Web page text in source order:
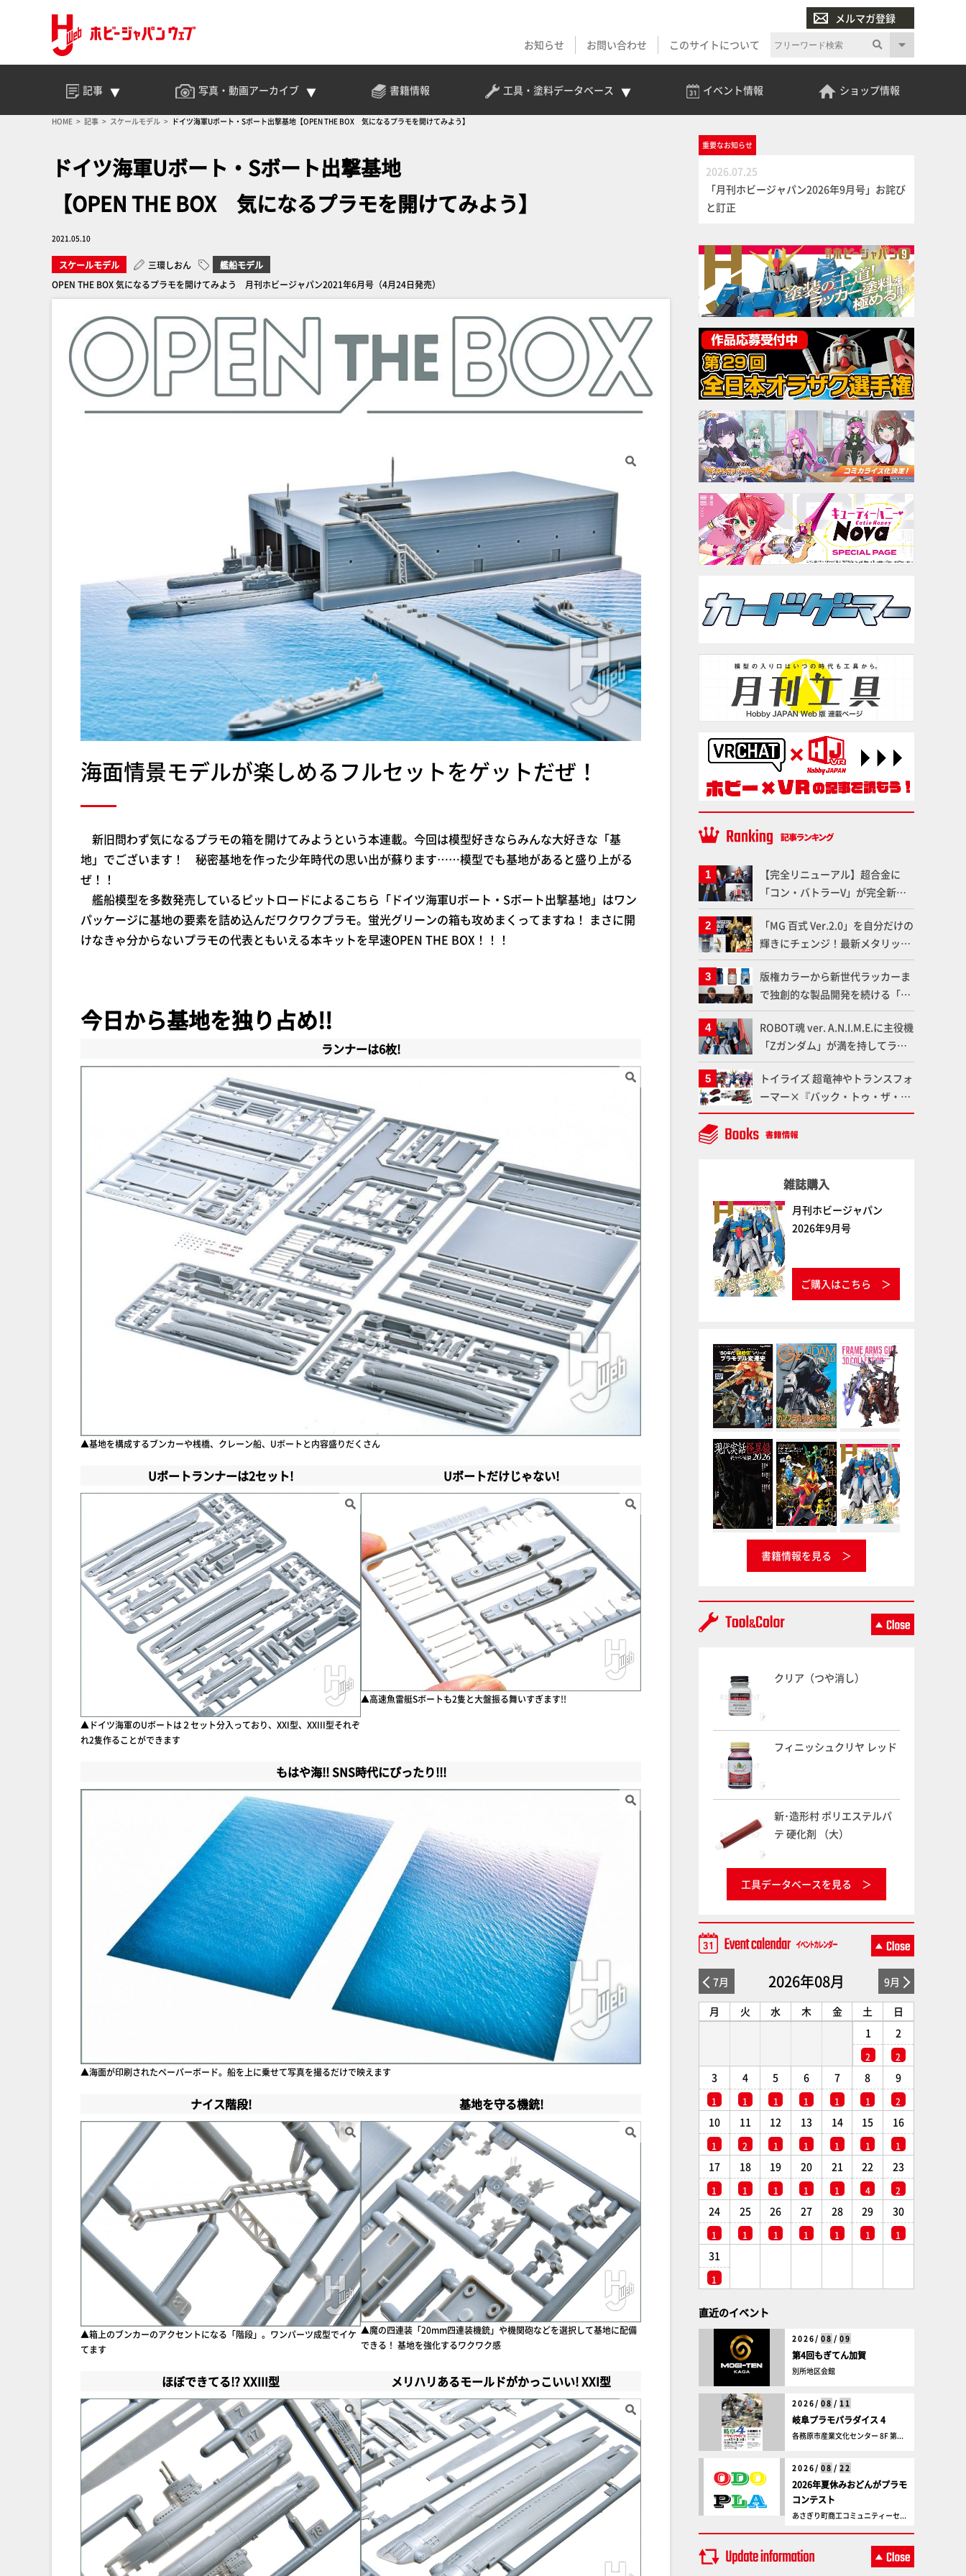
メルマガ登録
お知らせ
お問い合わせ このサイトについて
記事 写真・動画アーカイブ 書籍情報 工具・塗料データベース イベント情報 ショップ情報
HOME 記事 スケールモデル ドイツ海軍Uボート・Sボート出撃基地【OPEN THE BOX 気になるプラモを開けてみよう】
ドイツ海軍Uボート・Sボート出撃基地
【OPEN THE BOX 気になるプラモを開けてみよう】
2021.05.10
スケールモデル 三環しおん
艦船モデル
OPEN THE BOX 気になるプラモを開けてみよう 月刊ホビージャパン2021年6月号（4月24日発売）
海面情景モデルが楽しめるフルセットをゲットだぜ！
新旧問わず気になるプラモの箱を開けてみようという本連載。今回は模型好きならみんな大好きな「基
地」でございます！ 秘密基地を作った少年時代の思い出が蘇ります……模型でも基地があると盛り上がる
ぜ！！
艦船模型を多数発売しているピットロードによるこちら「ドイツ海軍Uボート・Sボート出撃基地」はワン
パッケージに基地の要素を詰め込んだワクワクプラモ。蛍光グリーンの箱も攻めまくってますね！ まさに開
けなきゃ分からないプラモの代表ともいえる本キットを早速OPEN THE BOX！！！
今日から基地を独り占め!!
ランナーは6枚!
▲基地を構成するブンカーや桟橋、クレーン船、Uボートと内容盛りだくさん
Uボートランナーは2セット!
▲ドイツ海軍のUボートは２セット分入っており、XXI型、XXIII型それぞ
れ2隻作ることができます
Uボートだけじゃない!
▲高速魚雷艇Sボートも2隻と大盤振る舞いすぎます!!
もはや海!! SNS時代にぴったり!!!
▲海面が印刷されたペーパーボード。船を上に乗せて写真を撮るだけで映えます
ナイス階段!
▲箱上のブンカーのアクセントになる「階段」。ワンパーツ成型でイケ
てます
基地を守る機銃!
▲魔の四連装「20mm四連装機銃」や機関砲などを選択して基地に配備
できる！ 基地を強化するワクワク感
ほぼできてる!? XXIII型 メリハリあるモールドがかっこいい! XXI型
重要なお知らせ
2026.07.25
「月刊ホビージャパン2026年9月号」お詫び
と訂正
【完全リニューアル】超合金に
「コン・バトラーV」が完全新規
造形で登場！気になる仕様を試作
品の撮り下ろしでご紹介!!さらに
「大鉄人17」＆「ワンエイト」セ
ット情報もお届け！【超合金の
魂】
「MG 百式 Ver.2.0」を自分だけの
輝きにチェンジ！最新メタリック
塗料を使ってより金属感を増した
仕上がりに!!【試し読み】
版権カラーから新世代ラッカーま
で独創的な製品開発を続ける「ガ
イアノーツ」に塗料開発の裏側と
ラッカー塗料の未来についてイン
タビュー！
ROBOT魂 ver. A.N.I.M.E.に主役機
「Zガンダム」が満を持してライ
ンナップ！ウェイブライダーへの
変形、劇中どおりのプロポーショ
ンを再現【機動戦士Zガンダム】
トイライズ 超竜神やトランスフォ
ーマー×『バック・トゥ・ザ・フ
ューチャー』コラボアイテムな
ど、タカラトミーの注目アイテム
雑誌購入
月刊ホビージャパン
2026年9月号
ご購入はこちら
書籍情報を見る
クリア（つや消し）
フィニッシュクリヤ レッド
新･造形村 ポリエステルパ
テ 硬化剤 （大）
工具データベースを見る
7月 2026年08月 9月
月 火 水 木 金 土
日
1
2
2
2
3
1
4
1
5
1
6
1
7
1
8
1
9
2
10
1
11
2
12
1
13
1
14
1
15
1
16
1
17
1
18
1
19
1
20
1
21
1
22
4
23
2
24
1
25
1
26
1
27
1
28
1
29
1
30
1
31
1
直近のイベント
2026/ 08 / 09
第4回もぎてん加賀
別所地区会館
2026/ 08 / 11
岐阜プラモパラダイス 4
各務原市産業文化センター 8F 第...
2026/ 08 / 22
2026年夏休みおどんがプラモ
コンテスト
あさぎり町商工コミュニティーセ...